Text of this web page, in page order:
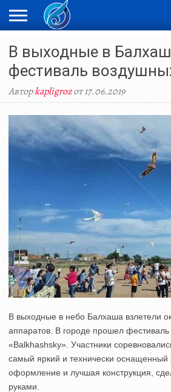
НОВОСТИ
ВИДЕО
ФОТОРЕПОРТАЖИ
ОРКЕН
В выходные в
фестиваль
Авторkapligrozот 17.06.2019
В выходные в небо Балхаша взлетели
аппаратов. В городе прошел
«Balkhаshsky». Участники
самый яркий и технически оснащенный
оформление и лучшая конструкция,
руками.